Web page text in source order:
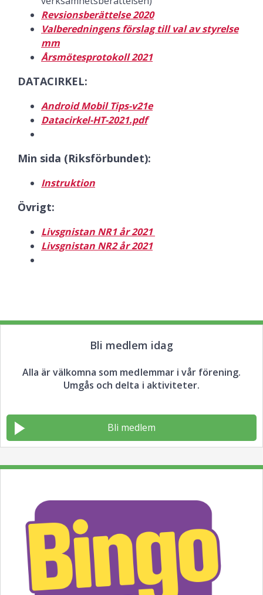
Revsionsberättelse 2020
Valberedningens förslag till val av styrelse
mm
Årsmötesprotokoll 2021
DATACIRKEL:
Android Mobil Tips-v21e
Datacirkel-HT-2021.pdf
Min sida (Riksförbundet):
Instruktion
Övrigt:
Livsgnistan NR1 år 2021
Livsgnistan NR2 år 2021
Bli medlem idag
Alla är välkomna som medlemmar i vår förening.
Umgås och delta i aktiviteter.
Bli medlem